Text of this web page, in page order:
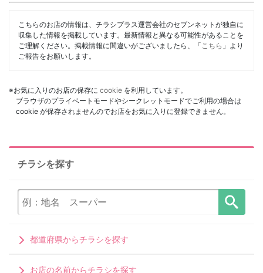
こちらのお店の情報は、チラシプラス運営会社のセブンネットが独自に
収集した情報を掲載しています。最新情報と異なる可能性があることを
ご理解ください。掲載情報に間違いがございましたら、「 こちら 」より
ご報告をお願いします。
※お気に入りのお店の保存に cookie を利用しています。
ブラウザのプライベートモードやシークレットモードでご利用の場合は
cookie が保存されませんのでお店をお気に入りに登録できません。
チラシを探す
都道府県からチラシを探す
お店の名前からチラシを探す